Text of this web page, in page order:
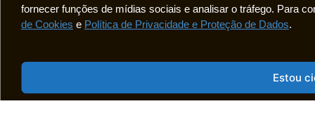
fornecer funções de mídias sociais e analisar o tráfego. Para
de Cookies e Política de Privacidade e Proteção de Dados.
Estou